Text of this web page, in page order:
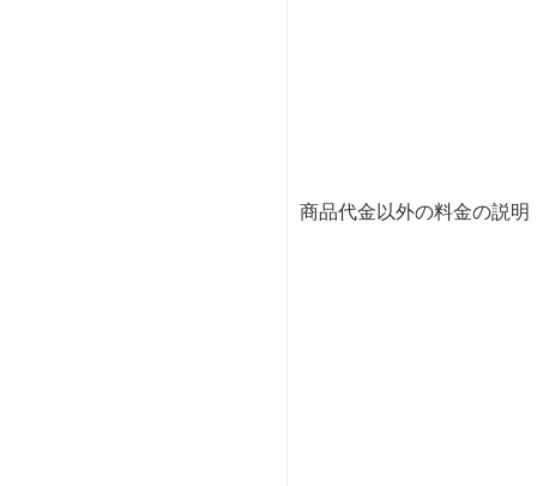
商品代金以外の料金の説明